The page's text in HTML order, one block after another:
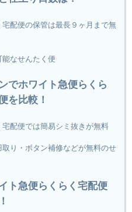
配便の保管は最長９ヶ月まで無
なせんたく便
でホワイト急便らくら
を比較！
配便では簡易シミ抜きが無料
り・ボタン補修などが無料のせ
ト急便らくらく宅配便